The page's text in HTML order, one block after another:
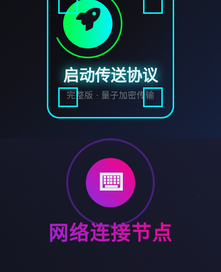
启动传送协议
完整版 · 量子加密传输
⌨️
网络连接节点